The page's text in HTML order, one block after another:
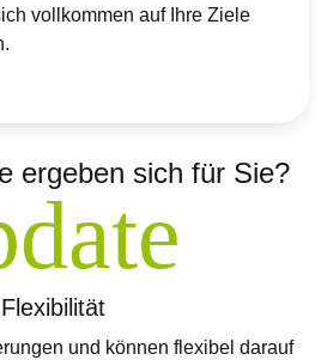
vollkommen auf Ihre Ziele
ergeben sich für Sie?
Flexibilität
und können flexibel darauf